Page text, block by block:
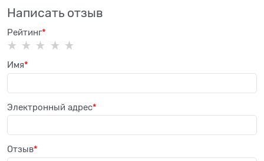
Написать отзыв
Рейтинг
Имя
Электронный адрес
Отзыв